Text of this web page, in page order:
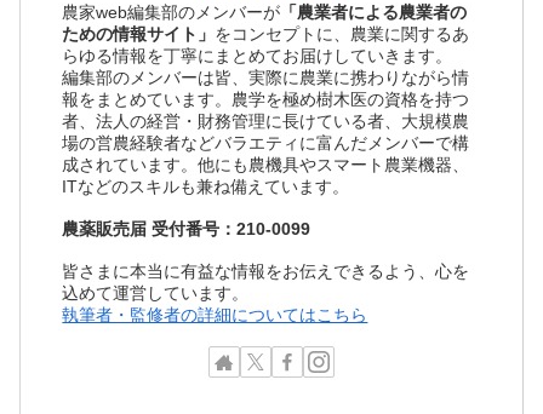
農家web編集部のメンバーが 「農業者による農業者の
ための情報サイト」 をコンセプトに、農業に関するあ
らゆる情報を丁寧にまとめてお届けしていきます。
編集部のメンバーは皆、実際に農業に携わりながら情
報をまとめています。農学を極め樹木医の資格を持つ
者、法人の経営・財務管理に長けている者、大規模農
場の営農経験者などバラエティに富んだメンバーで構
成されています。他にも農機具やスマート農業機器、
ITなどのスキルも兼ね備えています。
農薬販売届 受付番号：210-0099
皆さまに本当に有益な情報をお伝えできるよう、心を
込めて運営しています。
執筆者・監修者の詳細についてはこちら